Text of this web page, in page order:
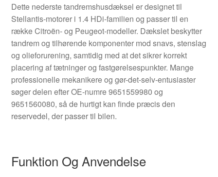
Dette nederste tandremshusdæksel er designet til
Stellantis-motorer i 1.4 HDi-familien og passer til en
række Citroën- og Peugeot-modeller. Dækslet beskytter
tandrem og tilhørende komponenter mod snavs, stenslag
og olieforurening, samtidig med at det sikrer korrekt
placering af tætninger og fastgørelsespunkter. Mange
professionelle mekanikere og gør-det-selv-entusiaster
søger delen efter OE-numre 9651559980 og
9651560080, så de hurtigt kan finde præcis den
reservedel, der passer til bilen.
Funktion Og Anvendelse